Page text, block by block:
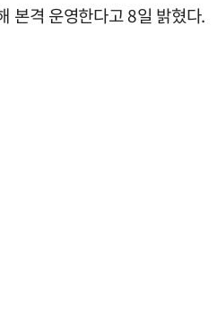
본격 운영한다고 8일 밝혔다.